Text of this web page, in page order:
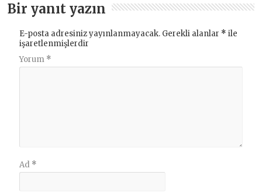
Bir yanıt yazın
E-posta adresiniz yayınlanmayacak. Gerekli alanlar * ile
işaretlenmişlerdir
Yorum *
Ad *